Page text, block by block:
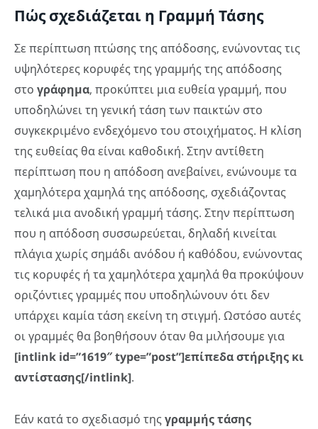
Πώς σχεδιάζεται η Γραμμή Τάσης
Σε περίπτωση πτώσης της απόδοσης, ενώνοντας τις
υψηλότερες κορυφές της γραμμής της απόδοσης
στο γράφημα, προκύπτει μια ευθεία γραμμή, που
υποδηλώνει τη γενική τάση των παικτών στο
συγκεκριμένο ενδεχόμενο του στοιχήματος. Η κλίση
της ευθείας θα είναι καθοδική. Στην αντίθετη
περίπτωση που η απόδοση ανεβαίνει, ενώνουμε τα
χαμηλότερα χαμηλά της απόδοσης, σχεδιάζοντας
τελικά μια ανοδική γραμμή τάσης. Στην περίπτωση
που η απόδοση συσσωρεύεται, δηλαδή κινείται
πλάγια χωρίς σημάδι ανόδου ή καθόδου, ενώνοντας
τις κορυφές ή τα χαμηλότερα χαμηλά θα προκύψουν
οριζόντιες γραμμές που υποδηλώνουν ότι δεν
υπάρχει καμία τάση εκείνη τη στιγμή. Ωστόσο αυτές
οι γραμμές θα βοηθήσουν όταν θα μιλήσουμε για
[intlink id=”1619″ type=”post”]επίπεδα στήριξης κι
αντίστασης[/intlink].
Εάν κατά το σχεδιασμό τηςγραμμής τάσης